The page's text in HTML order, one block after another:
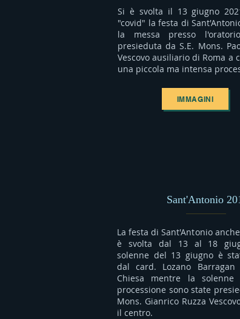
Si è svolta il 13 giugno
"covid" la festa di
la messa presso
presieduta da S.E. Mons.
Vescovo ausiliario di Roma a
una piccola ma intensa
IMMAGINI
Sant'Antonio
La festa di Sant'Antonio
è svolta dal 13 al 18
solenne del 13 giugno è
dal card. Lozano
Chiesa mentre la
processione sono state
Mons. Gianrico Ruzza
il centro.